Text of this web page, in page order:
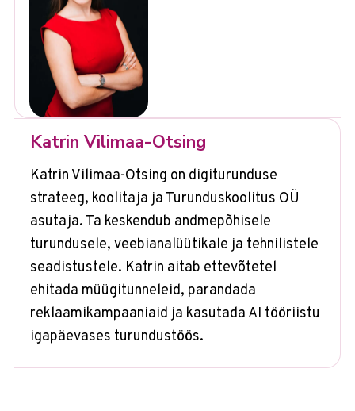
Katrin Vilimaa-Otsing
Katrin Vilimaa-Otsing on digiturunduse
strateeg, koolitaja ja Turunduskoolitus OÜ
asutaja. Ta keskendub andmepõhisele
turundusele, veebianalüütikale ja tehnilistele
seadistustele. Katrin aitab ettevõtetel
ehitada müügitunneleid, parandada
reklaamikampaaniaid ja kasutada AI tööriistu
igapäevases turundustöös.